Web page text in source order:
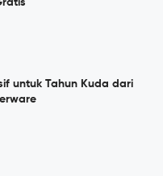
untuk Tahun Kuda dari